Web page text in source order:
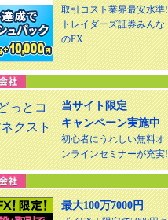
取引コスト業界最安水準!
トレイダーズ証券みんな
のFX
当サイト限定
キャンペーン実施中
初心者にうれしい無料オ
ンラインセミナーが充実!
最大100万7000円